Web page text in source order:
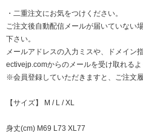
・二重注文にお気をつけください。
ご注文後自動配信メールが届いていない
下さい。
メールアドレスの入力ミスや、ドメイン
ectivejp.comからのメールを受け取れるよ
※会員登録していただきますと、ご注文
【サイズ】 M / L / XL
身丈(cm) M69 L73 XL77